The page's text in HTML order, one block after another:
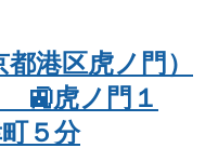
🚉虎ノ門１
５分